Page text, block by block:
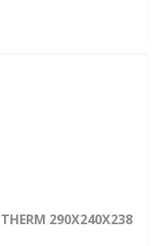
290X240X238